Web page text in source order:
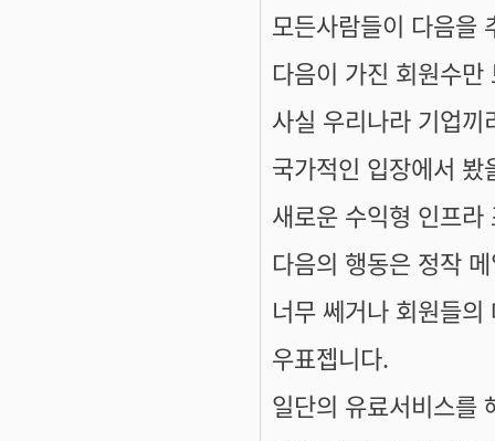
모든사람들이 다음을
다음이 가진 회원수
사실 우리나라 기업
국가적인 입장에서
새로운 수익형 인프
다음의 행동은 정작
너무 쎄거나 회원들
우표젭니다.
일단의 유료서비스를